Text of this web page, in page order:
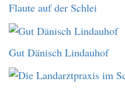
Flaute auf der Schlei
Gut Dänisch Lindauhof